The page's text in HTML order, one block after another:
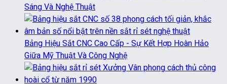
Sáng Và Nghệ Thuật
Bảng Hiệu Sắt CNC Cao Cấp - Sự Kết Hợp Hoàn Hảo
Giữa Mỹ Thuật Và Công Nghệ